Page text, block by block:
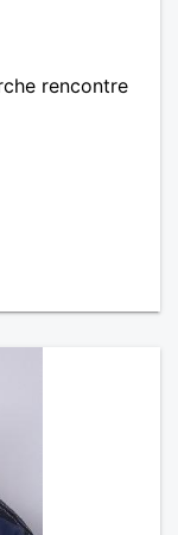
rencontre